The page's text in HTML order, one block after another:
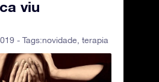
viu
- Tags:novidade, terapia